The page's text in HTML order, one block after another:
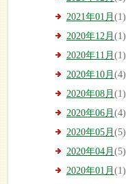
2021年01月 (1)
2020年12月 (1)
2020年11月 (1)
2020年10月 (4)
2020年08月 (1)
2020年06月 (4)
2020年05月 (5)
2020年04月 (5)
2020年01月 (1)